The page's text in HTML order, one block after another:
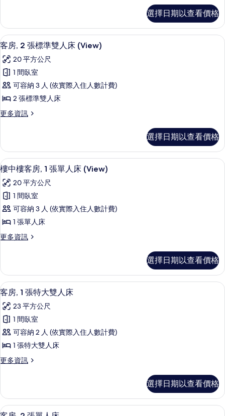
人
床,
城
市
景
觀
的
所
片
2
張
標
雙
人
城
市
觀
選擇日期以查看價格
顯
示
客
房,
2
張
標
雙
人
床
(View)
的
所
有
相
客房, 2 張標準雙人床 (View) | 客房景觀
8
客房, 2 張標準雙人床 (View)
20 平方公尺
1 間臥室
可容納 3 人 (依實際入住人數計費)
2 張標準雙人床
更多資訊
更
2
張
標
雙
人
(View)
的
情
選擇日期以查看價格
顯
示
樓
中
樓
客
房,
張
單
人
床
(View)
的
所
有
7
樓中樓客房, 1 張單人床 (View)
20 平方公尺
1 間臥室
可容納 3 人 (依實際入住人數計費)
1 張單人床
更多資訊
更
樓
客
房,
張
單
床
(View)
詳
選擇日期以查看價格
顯
示
客
房,
1
張
特
雙
人
客房, 1 張特大雙人床 | 低過敏寢具、
9
客房, 1 張特大雙人床
23 平方公尺
1 間臥室
可容納 2 人 (依實際入住人數計費)
1 張特大雙人床
更多資訊
更
1
張
特
選擇日期以查看價格
顯 低過敏寢具、舒適加層、客房內保險
8